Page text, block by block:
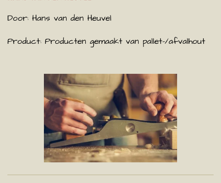
Door: Hans van den Heuvel
Product: Producten gemaakt van pallet-/afvalhout